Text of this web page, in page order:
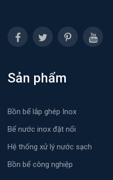
Sản phẩm
Bồn bể lắp ghép Inox
Bể nước inox đặt nổi
Hệ thống xử lý nước sạch
Bồn bể công nghiệp